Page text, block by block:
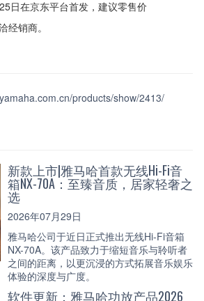
日在京东平台首发，建议零售价
经销商。
products/show/2413/
新款上市|雅马哈首款无线Hi-Fi音
箱NX-70A：至臻音质，居家轻奢之
选
2026年07月29日
雅马哈公司于近日正式推出无线Hi-Fi音箱
NX-70A。该产品致力于缩短音乐与聆听者
之间的距离，以更沉浸的方式拓展音乐娱乐
体验的深度与广度。
软件更新：雅马哈功放产品2026